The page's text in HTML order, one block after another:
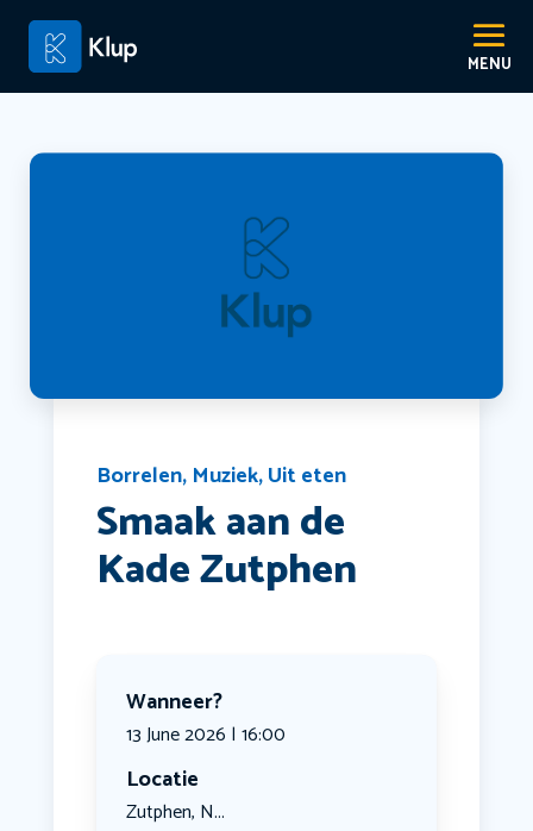
Borrelen, Muziek,Uit eten
Smaak aan de
Kade Zutphen
Wanneer?
13 June 2026 | 16:00
Locatie
Zutphen, N...